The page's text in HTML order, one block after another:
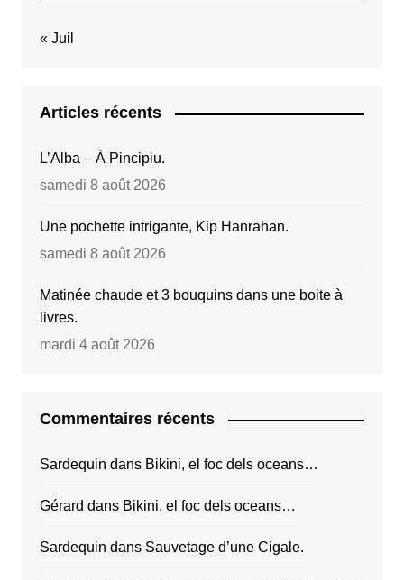
« Juil
Articles récents
L’Alba – À Pincipiu.
samedi 8 août 2026
Une pochette intrigante, Kip Hanrahan.
samedi 8 août 2026
Matinée chaude et 3 bouquins dans une boite à
livres.
mardi 4 août 2026
Commentaires récents
Sardequin dans Bikini, el foc dels oceans…
Gérard dans Bikini, el foc dels oceans…
Sardequin dans Sauvetage d’une Cigale.